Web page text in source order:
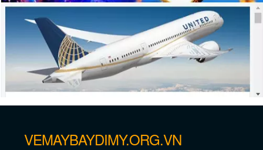
Vé máy bay giá rẻ đi Newark – New
Jersey
VEMAYBAYDIMY.ORG.VN